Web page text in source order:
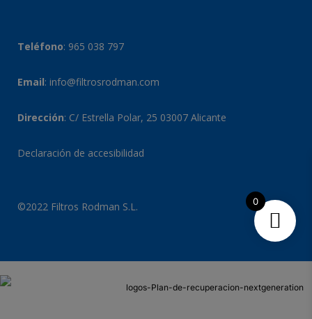
Teléfono: 965 038 797
Email: info@filtrosrodman.com
Dirección: C/ Estrella Polar, 25 03007 Alicante
Declaración de accesibilidad
©2022 Filtros Rodman S.L. 0